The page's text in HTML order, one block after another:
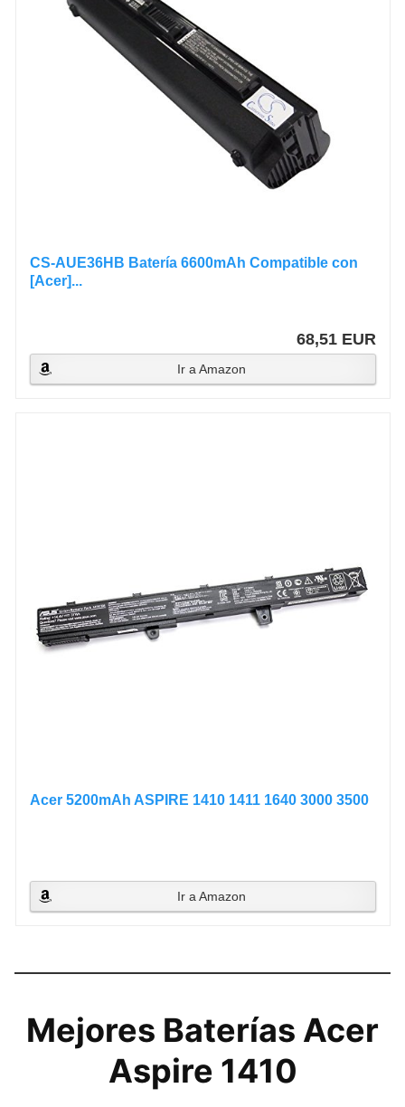
CS-AUE36HB Batería 6600mAh Compatible con
[Acer]...
68,51 EUR
Ir a Amazon
Acer 5200mAh ASPIRE 1410 1411 1640 3000 3500
Ir a Amazon
Mejores Baterías Acer
Aspire 1410